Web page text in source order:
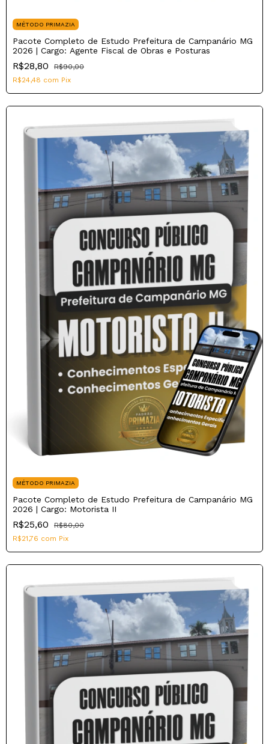
MÉTODO PRIMAZIA
Pacote Completo de Estudo Prefeitura de Campanário MG
2026 | Cargo: Agente Fiscal de Obras e Posturas
R$28,80
R$90,00
R$24,48 com Pix
MÉTODO PRIMAZIA
Pacote Completo de Estudo Prefeitura de Campanário MG
2026 | Cargo: Motorista II
R$25,60
R$80,00
R$21,76 com Pix